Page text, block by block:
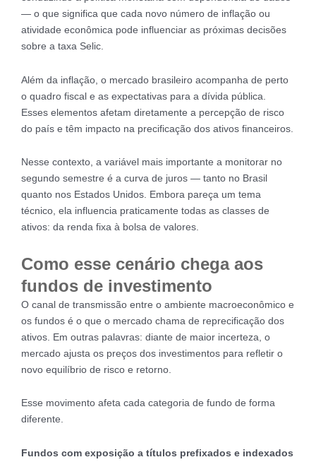
— o que significa que cada novo número de inflação ou
atividade econômica pode influenciar as próximas decisões
sobre a taxa Selic.
Além da inflação, o mercado brasileiro acompanha de perto
o quadro fiscal e as expectativas para a dívida pública.
Esses elementos afetam diretamente a percepção de risco
do país e têm impacto na precificação dos ativos financeiros.
Nesse contexto, a variável mais importante a monitorar no
segundo semestre é a curva de juros — tanto no Brasil
quanto nos Estados Unidos. Embora pareça um tema
técnico, ela influencia praticamente todas as classes de
ativos: da renda fixa à bolsa de valores.
Como esse cenário chega aos
fundos de investimento
O canal de transmissão entre o ambiente macroeconômico e
os fundos é o que o mercado chama de reprecificação dos
ativos. Em outras palavras: diante de maior incerteza, o
mercado ajusta os preços dos investimentos para refletir o
novo equilíbrio de risco e retorno.
Esse movimento afeta cada categoria de fundo de forma
diferente.
Fundos com exposição a títulos prefixados e indexados